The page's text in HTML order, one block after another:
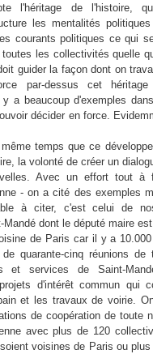
l'héritage de l'histoire,
les mentalités
courants politiques ce qui
les collectivités quelle
guider la façon dont on
par-dessus cet héritage
a beaucoup d'exemples
décider en force.
temps que ce
la volonté de créer un
Avec un effort tout à
- on a cité des exemples
à citer, c'est celui de
Mandé dont le député maire
de Paris car il y a
quarante-cinq réunions
et services de Saint-
d'intérêt commun qui
et les travaux de voirie.
de coopération de toute
avec plus de 120
voisines de Paris ou